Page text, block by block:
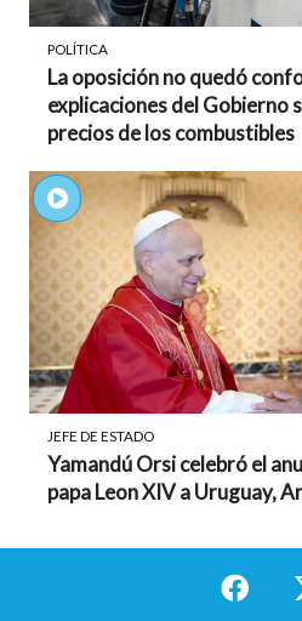
POLÍTICA
La oposición no quedó
explicaciones del Gobierno
precios de los combustibles
JEFE DE ESTADO
Yamandú Orsi celebró el
papa Leon XIV a Uruguay,